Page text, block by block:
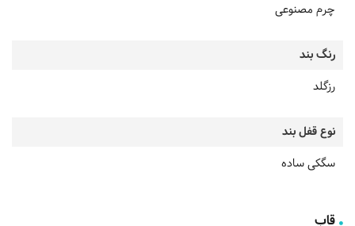
چرم مصنوعی
رنگ بند
رزگلد
نوع قفل بند
سگکی ساده
قاب